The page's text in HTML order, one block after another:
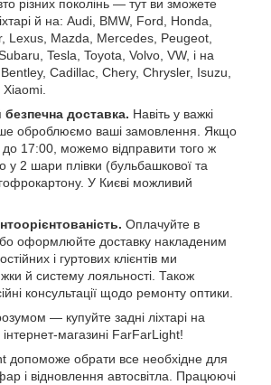
різних поколінь — тут ви зможете
й на: Audi, BMW, Ford, Honda,
Lexus, Mazda, Mercedes, Peugeot,
Tesla, Toyota, Volvo, VW, і на
Cadillac, Chery, Chrysler, Isuzu,
доставка. Навіть у важкі
оброблюємо ваші замовлення. Якщо
17:00, можемо відправити того ж
у 2 шари плівки (бульбашкової та
У Києві можливий
Оплачуйте в
оформлюйте доставку накладеним
і гуртових клієнтів ми
й систему лояльності. Також
консультації щодо ремонту оптики.
— купуйте задні ліхтарі на
магазині FarFarLight!
допоможе обрати все необхідне для
і відновлення автосвітла. Працюючі